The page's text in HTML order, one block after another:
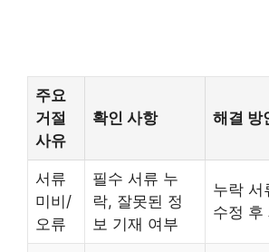
주요
거절
사유
확인 사항 해결 방
서류
미비/
오류
필수 서류 누
락, 잘못된 정
보 기재 여부
누락 서
수정 후